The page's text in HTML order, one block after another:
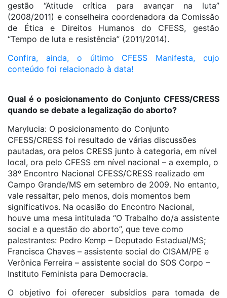
gestão “Atitude crítica para avançar na luta”
(2008/2011) e conselheira coordenadora da Comissão
de Ética e Direitos Humanos do CFESS, gestão
“Tempo de luta e resistência” (2011/2014).
Confira, ainda, o último CFESS Manifesta, cujo
conteúdo foi relacionado à data!
Qual é o posicionamento do Conjunto CFESS/CRESS
quando se debate a legalização do aborto?
Marylucia: O posicionamento do Conjunto
CFESS/CRESS foi resultado de várias discussões
pautadas, ora pelos CRESS junto à categoria, em nível
local, ora pelo CFESS em nível nacional – a exemplo, o
38º Encontro Nacional CFESS/CRESS realizado em
Campo Grande/MS em setembro de 2009. No entanto,
vale ressaltar, pelo menos, dois momentos bem
significativos. Na ocasião do Encontro Nacional,
houve uma mesa intitulada “O Trabalho do/a assistente
social e a questão do aborto”, que teve como
palestrantes: Pedro Kemp – Deputado Estadual/MS;
Francisca Chaves – assistente social do CISAM/PE e
Verônica Ferreira – assistente social do SOS Corpo –
Instituto Feminista para Democracia.
O objetivo foi oferecer subsídios para tomada de